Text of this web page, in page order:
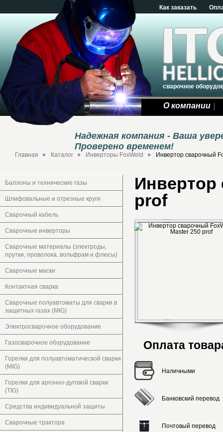
Как заказать
сварочное
О компании
Надежная компания - Ваша
Проверено временем!
Главная Каталог Инверторы FoxWeld Инвертор сварочный
Баллоны и технические газы
Шлифовальные и отрезные круги
Сварочный кабель
Сварочные инверторы
Сварочные материалы (электроды,
прутки, проволока, вольфрам и флюсы)
Сварочные маски
Контактная сварка
Сварочные полуавтоматы для сварки в
защитных газах (MIG)
Электросварочное оборудование
Газосварочное оборудование
Горелки для полуавтоматической сварки
(MIG)
Горелки для аргонно-дуговой сварки
(TIG)
Средства индивидуальной защиты
Сварочные трактора
Инвертор
prof
Оплата
Наличными
Банковский перевод
Почтовый перевод